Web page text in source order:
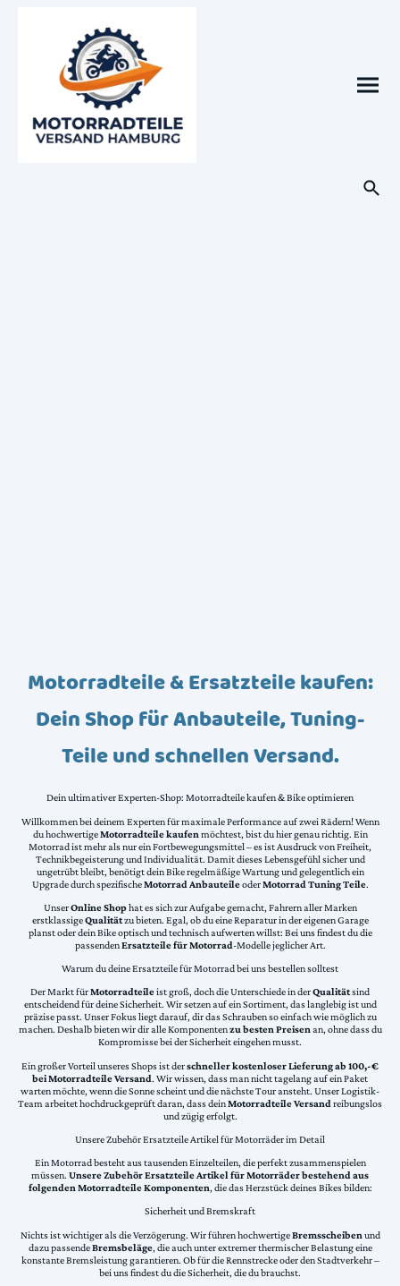
Motorradteile & Ersatzteile kaufen:
Dein Shop für Anbauteile, Tuning-
Teile und schnellen Versand.
Dein ultimativer Experten-Shop: Motorradteile kaufen & Bike optimieren
Willkommen bei deinem Experten für maximale Performance auf zwei Rädern! Wenn
du hochwertigeMotorradteile kaufen möchtest, bist du hier genau richtig. Ein
Motorrad ist mehr als nur ein Fortbewegungsmittel – es ist Ausdruck von Freiheit,
Technikbegeisterung und Individualität. Damit dieses Lebensgefühl sicher und
ungetrübt bleibt, benötigt dein Bike regelmäßige Wartung und gelegentlich ein
Upgrade durch spezifischeMotorrad AnbauteileoderMotorrad Tuning Teile.
UnserOnline Shophat es sich zur Aufgabe gemacht, Fahrern aller Marken
erstklassigeQualitätzu bieten. Egal, ob du eine Reparatur in der eigenen Garage
planst oder dein Bike optisch und technisch aufwerten willst: Bei uns findest du die
passendenErsatzteile für Motorrad-Modelle jeglicher Art.
Warum du deine Ersatzteile für Motorrad bei uns bestellen solltest
Der Markt fürMotorradteileist groß, doch die Unterschiede in derQualitätsind
entscheidend für deine Sicherheit. Wir setzen auf ein Sortiment, das langlebig ist und
präzise passt. Unser Fokus liegt darauf, dir das Schrauben so einfach wie möglich zu
machen. Deshalb bieten wir dir alle Komponentenzu besten Preisenan, ohne dass du
Kompromisse bei der Sicherheit eingehen musst.
Ein großer Vorteil unseres Shops ist derschneller kostenloser Lieferung ab 100,-€
bei Motorradteile Versand. Wir wissen, dass man nicht tagelang auf ein Paket
warten möchte, wenn die Sonne scheint und die nächste Tour ansteht. Unser Logistik-
Team arbeitet hochdruckgeprüft daran, dass deinMotorradteile Versand reibungslos
und zügig erfolgt.
Unsere Zubehör Ersatzteile Artikel für Motorräder im Detail
Ein Motorrad besteht aus tausenden Einzelteilen, die perfekt zusammenspielen
müssen. Unsere Zubehör Ersatzteile Artikel für Motorräder bestehend aus
folgenden Motorradteile Komponenten, die das Herzstück deines Bikes bilden:
Sicherheit und Bremskraft
Nichts ist wichtiger als die Verzögerung. Wir führen hochwertigeBremsscheiben und
dazu passendeBremsbeläge, die auch unter extremer thermischer Belastung eine
konstante Bremsleistung garantieren. Ob für die Rennstrecke oder den Stadtverkehr –
bei uns findest du die Sicherheit, die du brauchst.